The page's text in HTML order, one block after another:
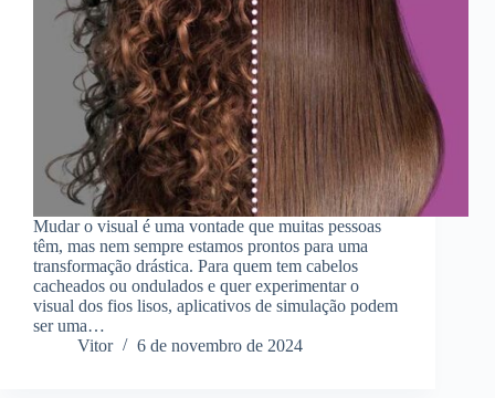
Mudar o visual é uma vontade que muitas pessoas
têm, mas nem sempre estamos prontos para uma
transformação drástica. Para quem tem cabelos
cacheados ou ondulados e quer experimentar o
visual dos fios lisos, aplicativos de simulação podem
ser uma…
Vitor
6 de novembro de 2024